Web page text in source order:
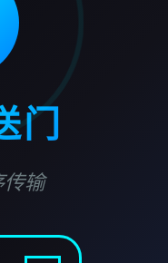
门
传输